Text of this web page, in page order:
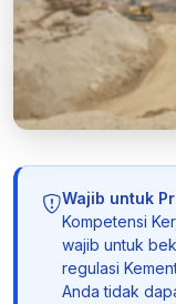
Wajib untuk
Kompetensi
wajib untuk
regulasi
Anda tidak